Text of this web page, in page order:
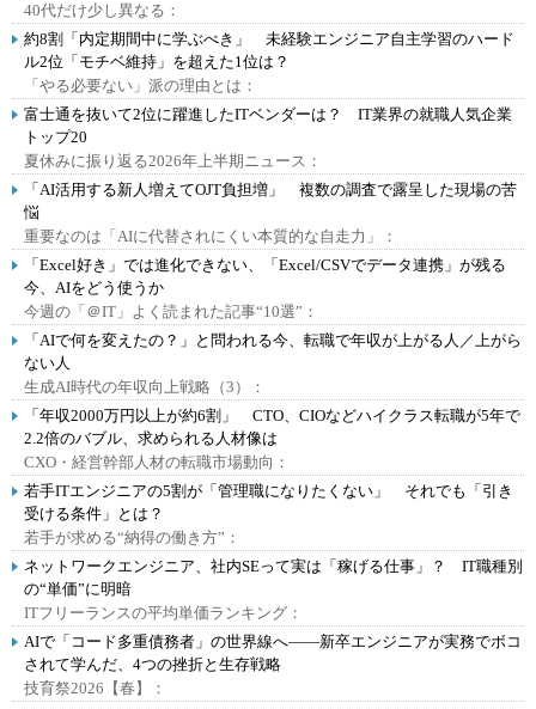
40代だけ少し異なる：
約8割「内定期間中に学ぶべき」 未経験エンジニア自主学習のハード
ル2位「モチベ維持」を超えた1位は？
「やる必要ない」派の理由とは：
富士通を抜いて2位に躍進したITベンダーは？ IT業界の就職人気企業
トップ20
夏休みに振り返る2026年上半期ニュース：
「AI活用する新人増えてOJT負担増」 複数の調査で露呈した現場の苦
悩
重要なのは「AIに代替されにくい本質的な自走力」：
「Excel好き」では進化できない、「Excel/CSVでデータ連携」が残る
今、AIをどう使うか
今週の「＠IT」よく読まれた記事“10選”：
「AIで何を変えたの？」と問われる今、転職で年収が上がる人／上がら
ない人
生成AI時代の年収向上戦略（3）：
「年収2000万円以上が約6割」 CTO、CIOなどハイクラス転職が5年で
2.2倍のバブル、求められる人材像は
CXO・経営幹部人材の転職市場動向：
若手ITエンジニアの5割が「管理職になりたくない」 それでも「引き
受ける条件」とは？
若手が求める“納得の働き方”：
ネットワークエンジニア、社内SEって実は「稼げる仕事」？ IT職種別
の“単価”に明暗
ITフリーランスの平均単価ランキング：
AIで「コード多重債務者」の世界線へ――新卒エンジニアが実務でボコ
されて学んだ、4つの挫折と生存戦略
技育祭2026【春】：